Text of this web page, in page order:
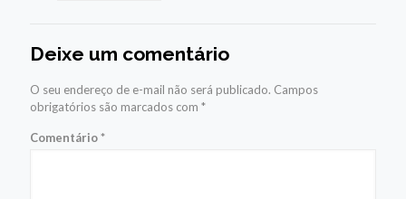
Deixe um comentário
O seu endereço de e-mail não será publicado. Campos
obrigatórios são marcados com *
Comentário*